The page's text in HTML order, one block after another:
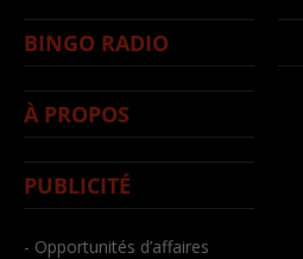
BINGO RADIO
À PROPOS
PUBLICITÉ
- Opportunités d’affaires